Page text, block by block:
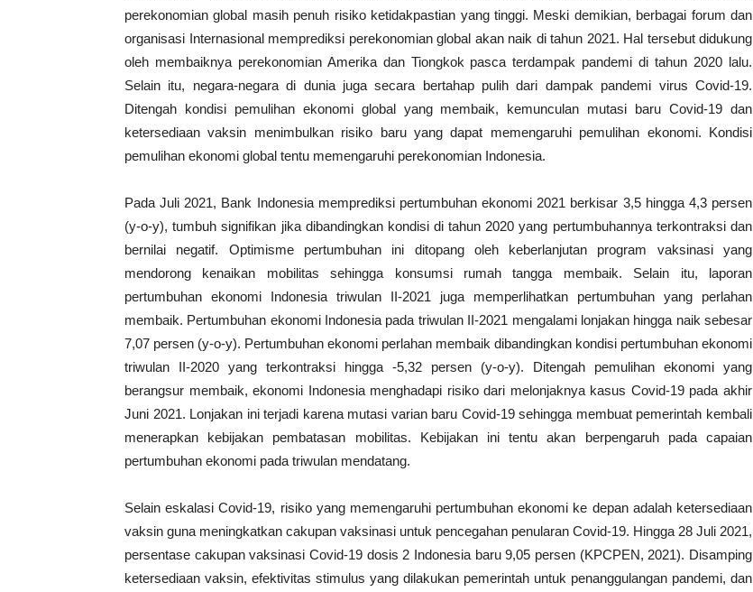
perekonomian global masih penuh risiko ketidakpastian yang tinggi. Meski demikian, berbagai forum dan
organisasi Internasional memprediksi perekonomian global akan naik di tahun 2021. Hal tersebut didukung
oleh membaiknya perekonomian Amerika dan Tiongkok pasca terdampak pandemi di tahun 2020 lalu.
Selain itu, negara-negara di dunia juga secara bertahap pulih dari dampak pandemi virus Covid-19.
Ditengah kondisi pemulihan ekonomi global yang membaik, kemunculan mutasi baru Covid-19 dan
ketersediaan vaksin menimbulkan risiko baru yang dapat memengaruhi pemulihan ekonomi. Kondisi
pemulihan ekonomi global tentu memengaruhi perekonomian Indonesia.
Pada Juli 2021, Bank Indonesia memprediksi pertumbuhan ekonomi 2021 berkisar 3,5 hingga 4,3 persen
(y-o-y), tumbuh signifikan jika dibandingkan kondisi di tahun 2020 yang pertumbuhannya terkontraksi dan
bernilai negatif. Optimisme pertumbuhan ini ditopang oleh keberlanjutan program vaksinasi yang
mendorong kenaikan mobilitas sehingga konsumsi rumah tangga membaik. Selain itu, laporan
pertumbuhan ekonomi Indonesia triwulan II-2021 juga memperlihatkan pertumbuhan yang perlahan
membaik. Pertumbuhan ekonomi Indonesia pada triwulan II-2021 mengalami lonjakan hingga naik sebesar
7,07 persen (y-o-y). Pertumbuhan ekonomi perlahan membaik dibandingkan kondisi pertumbuhan ekonomi
triwulan II-2020 yang terkontraksi hingga -5,32 persen (y-o-y). Ditengah pemulihan ekonomi yang
berangsur membaik, ekonomi Indonesia menghadapi risiko dari melonjaknya kasus Covid-19 pada akhir
Juni 2021. Lonjakan ini terjadi karena mutasi varian baru Covid-19 sehingga membuat pemerintah kembali
menerapkan kebijakan pembatasan mobilitas. Kebijakan ini tentu akan berpengaruh pada capaian
pertumbuhan ekonomi pada triwulan mendatang.
Selain eskalasi Covid-19, risiko yang memengaruhi pertumbuhan ekonomi ke depan adalah ketersediaan
vaksin guna meningkatkan cakupan vaksinasi untuk pencegahan penularan Covid-19. Hingga 28 Juli 2021,
persentase cakupan vaksinasi Covid-19 dosis 2 Indonesia baru 9,05 persen (KPCPEN, 2021). Disamping
ketersediaan vaksin, efektivitas stimulus yang dilakukan pemerintah untuk penanggulangan pandemi, dan